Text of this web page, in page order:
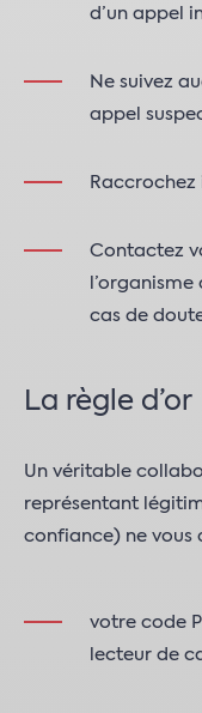
d’un appel
Ne suivez
appel
Contactez
cas de
La règle d’or
Un véritable
représentant
confiance) ne vous
votre code
lecteur de